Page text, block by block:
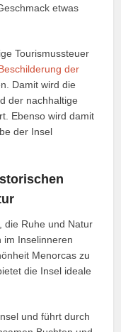
etwas
Tourismussteuer
der
Damit wird die
der nachhaltige
Ebenso wird damit
der Insel
die Ruhe und Natur
im Inselinneren
Menorcas zu
die Insel ideale
und führt durch